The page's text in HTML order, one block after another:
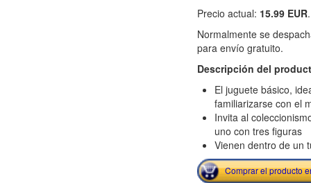
Precio actual: 15.99 EUR.
Normalmente se
para envío gratuito.
Descripción del
El juguete básico,
familiarizarse con el
Invita al
uno con tres figuras
Vienen dentro de un
Comprar el producto